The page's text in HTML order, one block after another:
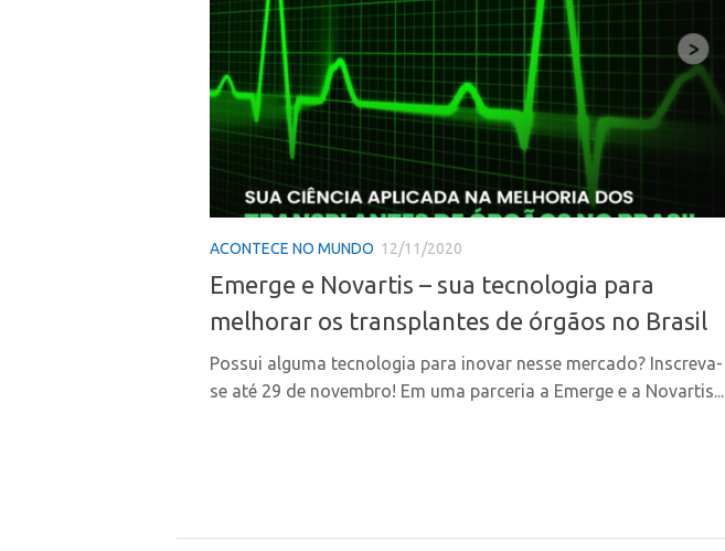
ACONTECE NO MUNDO 12/11/2020
Emerge e Novartis – sua tecnologia para
melhorar os transplantes de órgãos no Brasil
Possui alguma tecnologia para inovar nesse mercado? Inscreva-
se até 29 de novembro! Em uma parceria a Emerge e a Novartis...